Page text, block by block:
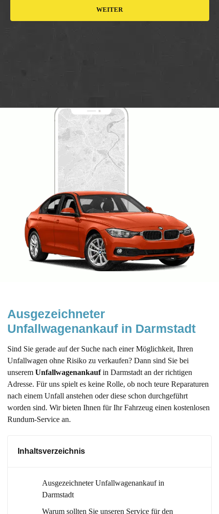
WEITER
Ausgezeichneter
Unfallwagenankauf in Darmstadt
Sind Sie gerade auf der Suche nach einer Möglichkeit, Ihren
Unfallwagen ohne Risiko zu verkaufen? Dann sind Sie bei
unserem Unfallwagenankaufin Darmstadt an der richtigen
Adresse. Für uns spielt es keine Rolle, ob noch teure Reparaturen
nach einem Unfall anstehen oder diese schon durchgeführt
worden sind. Wir bieten Ihnen für Ihr Fahrzeug einen kostenlosen
Rundum-Service an.
Inhaltsverzeichnis
Ausgezeichneter Unfallwagenankauf in
Darmstadt
Warum sollten Sie unseren Service für den